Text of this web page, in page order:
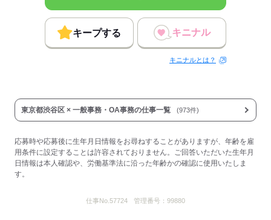
IT・通信関連
不動産の適正賃料などを閲覧・分析できるAIシステムな
キープする キニナル
キニナルとは？
東京都渋谷区 × 一般事務・OA事務の仕事一覧 (973件)
応募時や応募後に生年月日情報をお尋ねすることがありますが、年齢を雇
用条件に設定することは許容されておりません。ご回答いただいた生年月
日情報は本人確認や、労働基準法に沿った年齢かの確認に使用いたしま
す。
仕事No.57724 管理番号： 99880